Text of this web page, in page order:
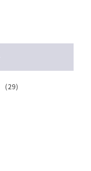
(29)